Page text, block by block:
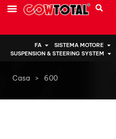
FA SISTEMA MOTORE
SUSPENSION & STEERING SYSTEM
Casa > 600